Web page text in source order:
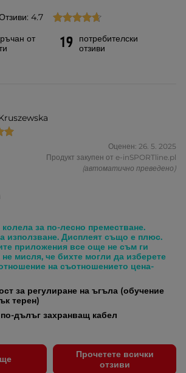
4.7
от
19
потребителски
отзиви
Оценен: 26. 5. 2025
Продукт закупен от e-inSPORTline.pl
(автоматично преведено)
за по-лесно преместване.
използване. Дисплеят също е плюс.
приложения все още не съм ги
мисля, че бихте могли да изберете
на съотношението цена-
за регулиране на ъгъла (обучение
терен)
дълъг захранващ кабел
Прочетете всички
отзиви